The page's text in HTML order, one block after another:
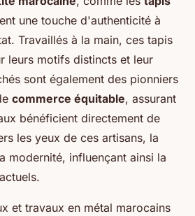
une touche d'authenticité à
Travaillés à la main, ces tapis
leurs motifs distincts et leur
sont également des pionniers
commerce équitable, assurant
bénéficient directement de
les yeux de ces artisans, la
modernité, influençant ainsi la
et travaux en métal marocains